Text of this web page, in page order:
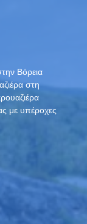
Βόρεια
στη
με υπέροχες